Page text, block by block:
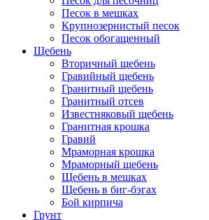
Песок в мешках
Крупнозернистый песок
Песок обогащенный
Щебень
Вторичный щебень
Гравийный щебень
Гранитный щебень
Гранитный отсев
Известняковый щебень
Гранитная крошка
Гравий
Мраморная крошка
Мраморный щебень
Щебень в мешках
Щебень в биг-бэгах
Бой кирпича
Грунт